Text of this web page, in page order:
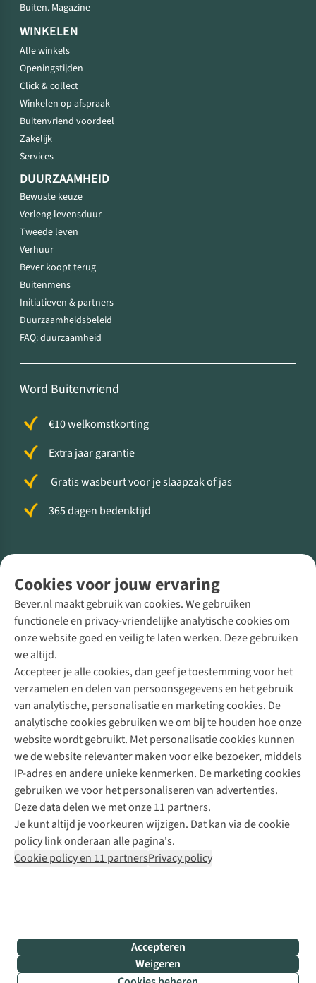
Cookies voor jouw ervaring
Bever.nl maakt gebruik van cookies. We gebruiken
functionele en privacy-vriendelijke analytische cookies om
onze website goed en veilig te laten werken. Deze gebruiken
we altijd.
Accepteer je alle cookies, dan geef je toestemming voor het
verzamelen en delen van persoonsgegevens en het gebruik
van analytische, personalisatie en marketing cookies. De
analytische cookies gebruiken we om bij te houden hoe onze
website wordt gebruikt. Met personalisatie cookies kunnen
we de website relevanter maken voor elke bezoeker, middels
IP-adres en andere unieke kenmerken. De marketing cookies
gebruiken we voor het personaliseren van advertenties.
Deze data delen we met onze 11 partners.
Je kunt altijd je voorkeuren wijzigen. Dat kan via de cookie
policy link onderaan alle pagina's.
Cookie policy en 11 partnersPrivacy policy
Accepteren
Weigeren
Buiten. Magazine
WINKELEN
Alle winkels
Openingstijden
Click & collect
Winkelen op afspraak
Buitenvriend voordeel
Zakelijk
Services
DUURZAAMHEID
Bewuste keuze
Verleng levensduur
Tweede leven
Verhuur
Bever koopt terug
Buitenmens
Initiatieven & partners
Duurzaamheidsbeleid
FAQ: duurzaamheid
Word Buitenvriend
€10 welkomstkorting
Extra jaar garantie
Gratis wasbeurt voor je slaapzak of jas
365 dagen bedenktijd
Direct advies van een Buitenexpert
+31 (0)85 888 50 88
+31 6 12 28 49 80
Contactformulier
Bever
B.V.